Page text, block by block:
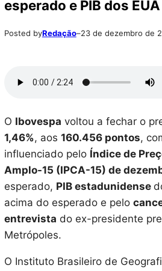
esperado e PIB dos EUA
Posted byRedação–23 de dezembro de
O Ibovespa voltou a fechar o
1,46%, aos 160.456 pontos,
influenciado pelo Índice de
Amplo-15 (IPCA-15) de
esperado, PIB estadunidense
acima do esperado e pelo
entrevista do ex-presidente
Metrópoles.
O Instituto Brasileiro de